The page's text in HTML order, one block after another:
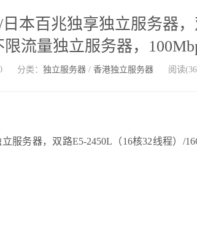
本百兆独享独立服务器
流量独立服务器，
分类： 独立服务器 / 香港独立服务器 阅读